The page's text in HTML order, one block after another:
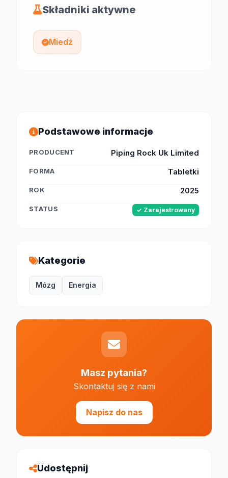
Składniki aktywne
Miedź
Podstawowe informacje
PRODUCENT Piping Rock Uk Limited
FORMA Tabletki
ROK 2025
STATUS ✓ Zarejestrowany
Kategorie
Mózg Energia
Masz pytania?
Skontaktuj się z nami
Napisz do nas
Udostępnij